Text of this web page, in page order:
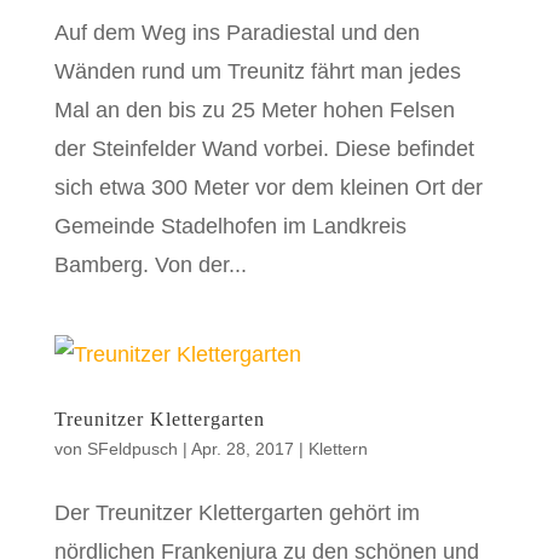
Auf dem Weg ins Paradiestal und den
Wänden rund um Treunitz fährt man jedes
Mal an den bis zu 25 Meter hohen Felsen
der Steinfelder Wand vorbei. Diese befindet
sich etwa 300 Meter vor dem kleinen Ort der
Gemeinde Stadelhofen im Landkreis
Bamberg. Von der...
Treunitzer Klettergarten
von SFeldpusch | Apr. 28, 2017 | Klettern
Der Treunitzer Klettergarten gehört im
nördlichen Frankenjura zu den schönen und